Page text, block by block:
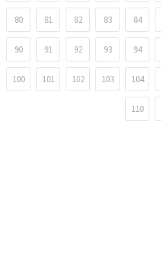
80 81 82 83 84
90 91 92 93 94
100 101 102 103 104
110